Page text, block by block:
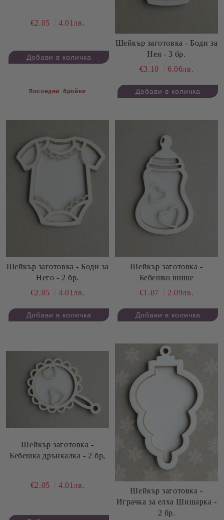
€2.05 4.01лв.
Последни бройки
Шейкър заготовка - Боди за
Нея - 3 бр.
€3.10
6.06лв.
Шейкър заготовка - Боди за
Него - 2 бр.
€2.05
4.01лв.
Шейкър заготовка -
Бебешко шише
€1.07
2.09лв.
Шейкър заготовка -
Бебешка дрънкалка - 2 бр,
€2.05 4.01лв.
Шейкър заготовка -
Играчка за елха Шишарка -
2 бр.